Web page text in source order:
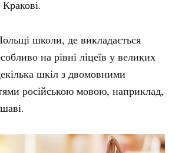
.
школи, де викладається
на рівні ліцеїв у великих
шкіл з двомовними
російською мовою, наприклад,
.